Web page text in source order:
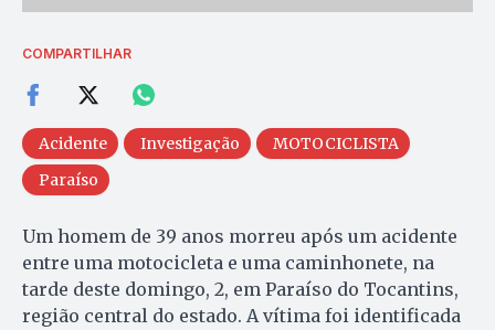
COMPARTILHAR
Acidente Investigação
MOTOCICLISTA
Paraíso
Um homem de 39 anos morreu após um acidente
entre uma motocicleta e uma caminhonete, na
tarde deste domingo, 2, em Paraíso do Tocantins,
região central do estado. A vítima foi identificada